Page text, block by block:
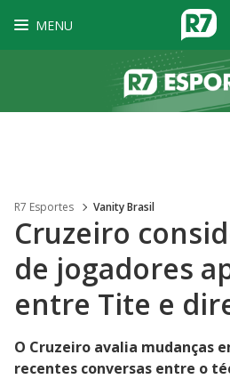
MENU
R7 Esportes Vanity Brasil
Cruzeiro
de jogadores
entre Tite e
O Cruzeiro avalia mudanças
recentes conversas entre o